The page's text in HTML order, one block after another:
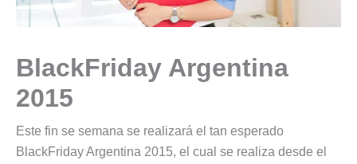
BlackFriday Argentina
2015
Este fin se semana se realizará el tan esperado
BlackFriday Argentina 2015, el cual se realiza desde el